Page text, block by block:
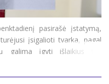
pasirašė įstatymą,
įsigalioti tvarka, pagal
galima įgyti išlaikius tris
tai penktadienį patvirtino